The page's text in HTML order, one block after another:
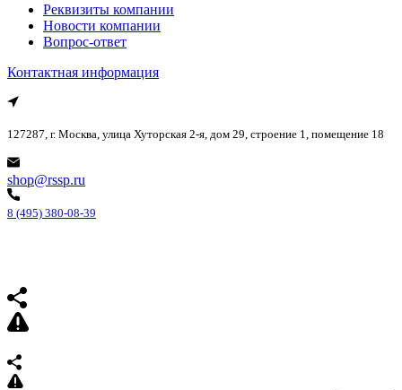
Реквизиты компании
Новости компании
Вопрос-ответ
Контактная информация
127287, г. Москва, улица Хуторская 2-я, дом 29, строение 1, помещение 18
shop@rssp.ru
8 (495) 380-08-39